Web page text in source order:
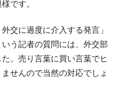
です。
交に過度に介入する発言」
う記者の質問には、外交部
。売り言葉に買い言葉でヒ
せんので当然の対応でしょ